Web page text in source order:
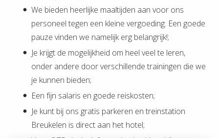
We bieden heerlijke maaltijden aan voor ons
personeel tegen een kleine vergoeding. Een goede
pauze vinden we namelijk erg belangrijk!;
Je krijgt de mogelijkheid om heel veel te leren,
onder andere door verschillende trainingen die we
je kunnen bieden;
Een fijn salaris en goede reiskosten;
Je kunt bij ons gratis parkeren en treinstation
Breukelen is direct aan het hotel;